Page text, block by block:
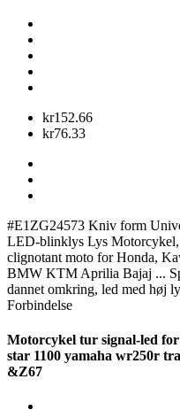
kr152.66
kr76.33
#E1ZG24573 Kniv form
LED-blinklys Lys
clignotant moto for Honda,
BMW KTM Aprilia Bajaj ...
dannet omkring, led med høj
Forbindelse
Motorcykel tur signal-led
star 1100 yamaha wr250r
&Z67